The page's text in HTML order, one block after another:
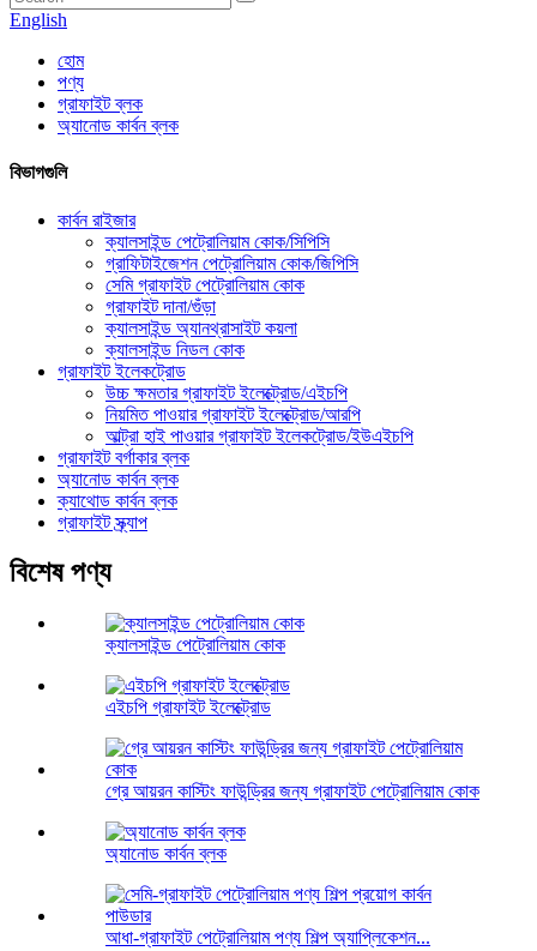
English
হোম
পণ্য
গ্রাফাইট ব্লক
অ্যানোড কার্বন ব্লক
বিভাগগুলি
কার্বন রাইজার
ক্যালসাইন্ড পেট্রোলিয়াম কোক/সিপিসি
গ্রাফিটাইজেশন পেট্রোলিয়াম কোক/জিপিসি
সেমি গ্রাফাইট পেট্রোলিয়াম কোক
গ্রাফাইট দানা/গুঁড়া
ক্যালসাইন্ড অ্যানথ্রাসাইট কয়লা
ক্যালসাইন্ড নিডল কোক
গ্রাফাইট ইলেকট্রোড
উচ্চ ক্ষমতার গ্রাফাইট ইলেক্ট্রোড/এইচপি
নিয়মিত পাওয়ার গ্রাফাইট ইলেক্ট্রোড/আরপি
আল্ট্রা হাই পাওয়ার গ্রাফাইট ইলেকট্রোড/ইউএইচপি
গ্রাফাইট বর্গাকার ব্লক
অ্যানোড কার্বন ব্লক
ক্যাথোড কার্বন ব্লক
গ্রাফাইট স্ক্র্যাপ
বিশেষ পণ্য
ক্যালসাইন্ড পেট্রোলিয়াম কোক
এইচপি গ্রাফাইট ইলেক্ট্রোড
গ্রে আয়রন কাস্টিং ফাউন্ড্রির জন্য গ্রাফাইট পেট্রোলিয়াম কোক
অ্যানোড কার্বন ব্লক
আধা-গ্রাফাইট পেট্রোলিয়াম পণ্য শিল্প অ্যাপ্লিকেশন...